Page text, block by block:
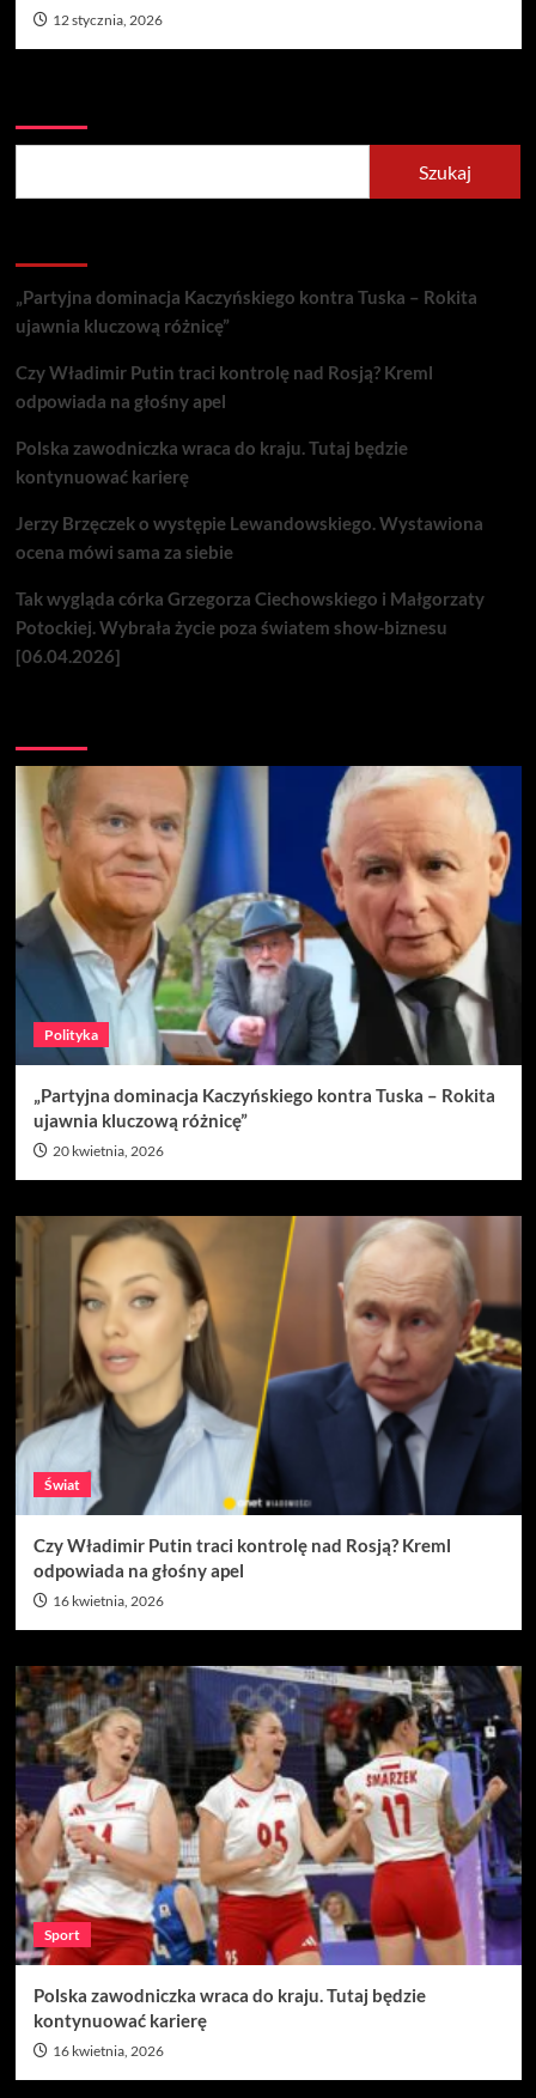
12 stycznia, 2026
Szukaj
„Partyjna dominacja Kaczyńskiego kontra Tuska – Rokita
ujawnia kluczową różnicę”
Czy Władimir Putin traci kontrolę nad Rosją? Kreml
odpowiada na głośny apel
Polska zawodniczka wraca do kraju. Tutaj będzie
kontynuować karierę
Jerzy Brzęczek o występie Lewandowskiego. Wystawiona
ocena mówi sama za siebie
Tak wygląda córka Grzegorza Ciechowskiego i Małgorzaty
Potockiej. Wybrała życie poza światem show-biznesu
[06.04.2026]
Polityka
„Partyjna dominacja Kaczyńskiego kontra Tuska – Rokita
ujawnia kluczową różnicę”
20 kwietnia, 2026
Świat
Czy Władimir Putin traci kontrolę nad Rosją? Kreml
odpowiada na głośny apel
16 kwietnia, 2026
Sport
Polska zawodniczka wraca do kraju. Tutaj będzie
kontynuować karierę
16 kwietnia, 2026